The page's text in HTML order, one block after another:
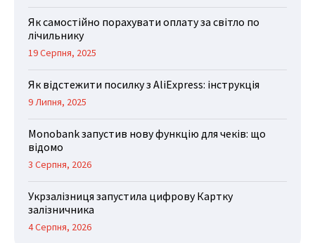
Як самостійно порахувати оплату за світло по
лічильнику
19 Серпня, 2025
Як відстежити посилку з AliExpress: інструкція
9 Липня, 2025
Monobank запустив нову функцію для чеків: що
відомо
3 Серпня, 2026
Укрзалізниця запустила цифрову Картку
залізничника
4 Серпня, 2026